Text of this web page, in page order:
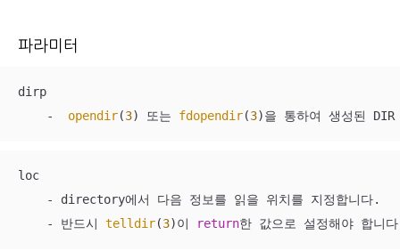
파라미터
dirp
    -
opendir(3) 또는 fdopendir(3)을 통하여 생성된
loc
    - directory에서 다음 정보를 읽을 위치를 지정합니다.
    - 반드시
telldir(3)이 return한 값으로 설정해야 합니